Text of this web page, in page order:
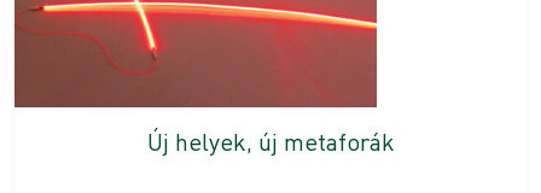
Új helyek, új metaforák